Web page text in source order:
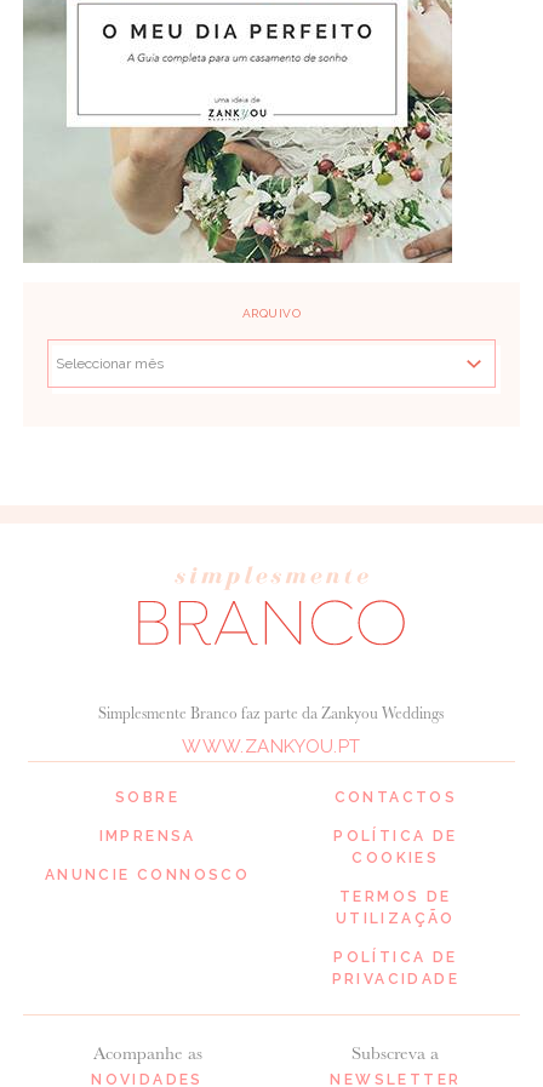
ARQUIVO
SOBRE
IMPRENSA
ANUNCIE CONNOSCO
Acompanhe as
NOVIDADES
Simplesmente Branco faz parte da Zankyou Weddings
WWW.ZANKYOU.PT
Subscreva a
NEWSLETTER
CONTACTOS
POLÍTICA DE
COOKIES
TERMOS DE
UTILIZAÇÃO
POLÍTICA DE
PRIVACIDADE